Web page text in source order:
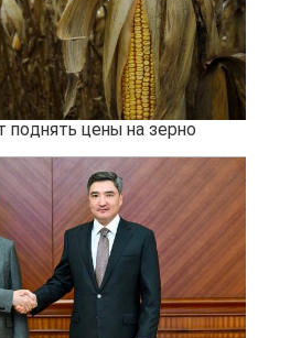
цены на зерно